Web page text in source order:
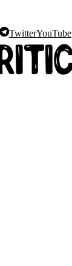
TwitterYouTube